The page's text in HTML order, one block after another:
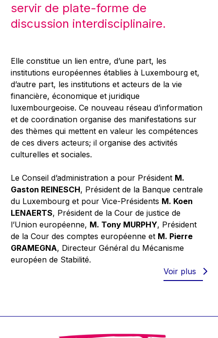
servir de plate-forme de
discussion interdisciplinaire.
Elle constitue un lien entre, d’une part, les
institutions européennes établies à Luxembourg et,
d’autre part, les institutions et acteurs de la vie
financière, économique et juridique
luxembourgeoise. Ce nouveau réseau d’information
et de coordination organise des manifestations sur
des thèmes qui mettent en valeur les compétences
de ces divers acteurs; il organise des activités
culturelles et sociales.
Le Conseil d’administration a pour Président M.
Gaston REINESCH, Président de la Banque centrale
du Luxembourg et pour Vice-Présidents M. Koen
LENAERTS, Président de la Cour de justice de
l’Union européenne, M. Tony MURPHY, Président
de la Cour des comptes européenne et M. Pierre
GRAMEGNA, Directeur Général du Mécanisme
européen de Stabilité.
Voir plus